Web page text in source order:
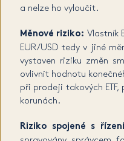
a nelze ho vyloučit.
Měnové riziko: Vlastník
EUR/USD tedy v jiné
vystaven riziku změn
ovlivnit hodnotu
při prodeji takových
korunách.
Riziko spojené s